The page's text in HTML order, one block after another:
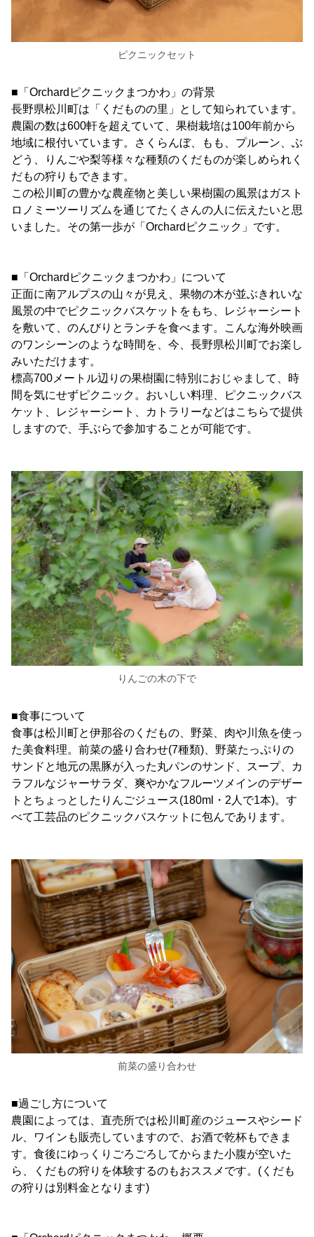
ピクニックセット
■「Orchardピクニックまつかわ」の背景
長野県松川町は「くだものの里」として知られています。
農園の数は600軒を超えていて、果樹栽培は100年前から
地域に根付いています。さくらんぼ、もも、プルーン、ぶ
どう、りんごや梨等様々な種類のくだものが楽しめられく
だもの狩りもできます。
この松川町の豊かな農産物と美しい果樹園の風景はガスト
ロノミーツーリズムを通じてたくさんの人に伝えたいと思
いました。その第一歩が「Orchardピクニック」です。
■「Orchardピクニックまつかわ」について
正面に南アルプスの山々が見え、果物の木が並ぶきれいな
風景の中でピクニックバスケットをもち、レジャーシート
を敷いて、のんびりとランチを食べます。こんな海外映画
のワンシーンのような時間を、今、長野県松川町でお楽し
みいただけます。
標高700メートル辺りの果樹園に特別におじゃまして、時
間を気にせずピクニック。おいしい料理、ピクニックバス
ケット、レジャーシート、カトラリーなどはこちらで提供
しますので、手ぶらで参加することが可能です。
りんごの木の下で
■食事について
食事は松川町と伊那谷のくだもの、野菜、肉や川魚を使っ
た美食料理。前菜の盛り合わせ(7種類)、野菜たっぷりの
サンドと地元の黒豚が入った丸パンのサンド、スープ、カ
ラフルなジャーサラダ、爽やかなフルーツメインのデザー
トとちょっとしたりんごジュース(180ml・2人で1本)。す
べて工芸品のピクニックバスケットに包んであります。
前菜の盛り合わせ
■過ごし方について
農園によっては、直売所では松川町産のジュースやシード
ル、ワインも販売していますので、お酒で乾杯もできま
す。食後にゆっくりごろごろしてからまた小腹が空いた
ら、くだもの狩りを体験するのもおススメです。(くだも
の狩りは別料金となります)